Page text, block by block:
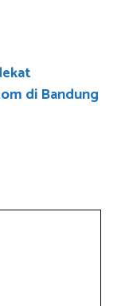
di Bandung